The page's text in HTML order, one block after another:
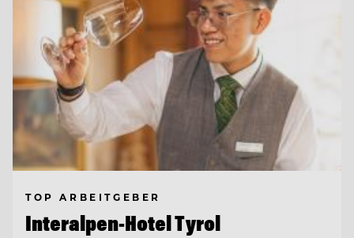
TOP ARBEITGEBER
Interalpen-Hotel Tyrol